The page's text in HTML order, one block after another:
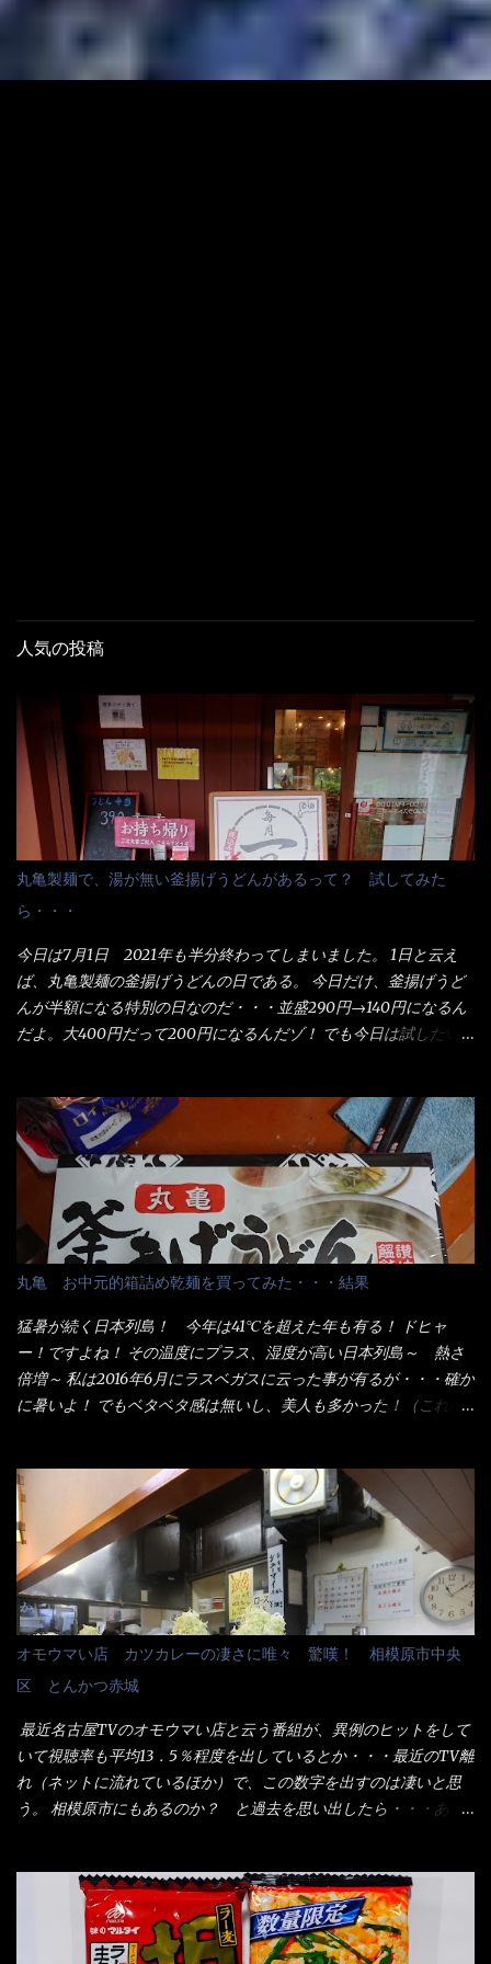
人気の投稿
丸亀製麺で、湯が無い釜揚げうどんがあるって？ 試してみた
ら・・・
今日は7月1日 2021年も半分終わってしまいました。 1日と云え
ば、丸亀製麺の釜揚げうどんの日である。 今日だけ、釜揚げうど
んが半額になる特別の日なのだ・・・並盛290円→140円になるん
だよ。大400円だって200円になるんだゾ！ でも今日は試したい
でる～ でもコレって食べきるまで湯に浸かっているわけで、最
初と最後では麺の固さというかコシが違う！ だったら湯なんか要
らないじゃん！ 茹で上げ直後の麺だけいいよ！となるでしょ
う。 事前にググって調べたら、やっぱり＜湯無し＞注文は、裏注
文方法としてあるらしい。 それと店員によっては、理解出来ない
者も居るらしい云う事。 そこでランチ混雑前に、行くのが店への
配慮でもある。 11:20 店内に入り・・・『釜揚げうどん得を湯ナ
シで！』と注文したら、近場にいたオッサン店員はキョトンとし
た顔『湯なし？』（これだ全く理解していないな） すると茹で方
の若い女性店員が『いい！いい！！』とオッサンを向こうへやっ
た。 でサッサと、木桶を用意してうどんだけ入れて出して来まし
た。 な～るほど、この事か・・・ で今日の2021年後半1回目のサ
＞サイズを食べられるか？である。 前回も、大しか食べていない
からね、得がどれくらいの満腹度になるのか？ この得サイズの木
桶は、銭湯で使う洗い桶サイズだなぁ～ この木桶サイズに、満々
と湯が注がれていたら食べ進むうちに、麺が伸びてしまうだろ
う。 これなら茹で上がった直後のままで、食べ進められるじゃな
いか！ 別皿で、葱と天かすを満タンに用意して、山葵も2つ。 そ
れに湯が無い利点として、汁が薄まらない！ これだよ、こ
れ！！ 湯があると、うどんと共に汁の方へ湯までも入ってしま
う。つまりラーメンの麺にスープが絡む現象ですな。 結局、伸び
ずに汁も薄らむこともなく・・最後の方で＜だし汁＞を少し追加
しました。 腹イッパイだけど、得サイズは全てお腹の中へ収まっ
たし満足達成度100％ 苦しいと云う事も無いな！ まだ鶏天1個位
は入りそうだね。 と云う事で、今回＜釜揚げうどんの湯無し＞を
試したら、確...
丸亀 お中元的箱詰め乾麺を買ってみた・・・結果
猛暑が続く日本列島！ 今年は41℃を超えた年も有る！ ドヒャ
ー！ですよね！ その温度にプラス、湿度が高い日本列島～ 熱さ
倍増～ 私は2016年6月にラスベガスに云った事が有るが・・・確か
に暑いよ！ でもベタベタ感は無いし、美人も多かった！（これは
中元は、丁度お盆の夏場に日頃お世話になっている方への＜ご挨
拶＞としての贈り物の習慣です。 今では、大分廃れてしまってい
るかと・・・小生もお中元やお歳暮など送った事は無い！（キッ
パリ） まぁ～この慣習が残っているのは、官公庁や超大手企業戦
士（昇進目的）などの世界でしょう。 要は、ゴマスリ・・・てな
感じかな。 丸亀製麺と云えば、大阪誕生→全国区（北海道と沖縄
は？）へ広がった、讃岐饂飩チェーン店大手といっても過言では
無いでしょう。 各店舗で、毎日饂飩を打っているので饂飩好きの
方には店舗に寄って違う！と云う人も居るらしい・・ そんな大手
讃岐饂飩チェーン店と関係があるのか？ 箱詰め乾麺！ このパッ
ケージからすれば、間違いなく贈答用目的でしょう。 そんな贈答
用箱詰め饂飩・・・またもやメガドンキで発見し購入！ 中身は、
この様な状態です。 乾麺の束が6束／一パックになっており、それ
1280円と云った感じです。 で私は幾らで、メガドンキでゲットし
たかって？ それは非常に言いづらい・・・色々と各方面へ忖度し
て、激安だったとだけ申し上げましょう。 早速1袋を大釜で茹で～
ハイ、約15分ほど茹で上げた状態です。 当家には、高齢者がいる
オモウマい店 カツカレーの凄さに唯々 驚嘆！ 相模原市中央
区 とんかつ赤城
最近名古屋TVのオモウマい店と云う番組が、異例のヒットをして
いて視聴率も平均13．5％程度を出しているとか・・・最近のTV離
れ（ネットに流れているほか）で、この数字を出すのは凄いと思
う。 相模原市にもあるのか？ と過去を思い出したら・・・あっ
当している。 まずはこれを見て欲しい！ カウンターに置かれた＜
お皿＞である。 直ぐに気づいたでしょう！ 何かキャベツが山じ
ゃないか！？ ハイ、山です。 これが標準なのです。 普通のとん